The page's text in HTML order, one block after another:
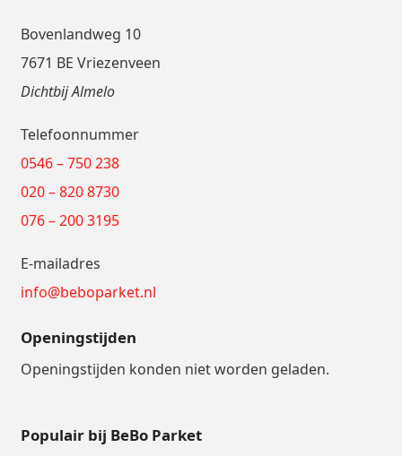
Bovenlandweg 10
7671 BE Vriezenveen
Dichtbij Almelo
Telefoonnummer
0546 – 750 238
020 – 820 8730
076 – 200 3195
E-mailadres
info@beboparket.nl
Openingstijden
Openingstijden konden niet worden geladen.
Populair bij BeBo Parket